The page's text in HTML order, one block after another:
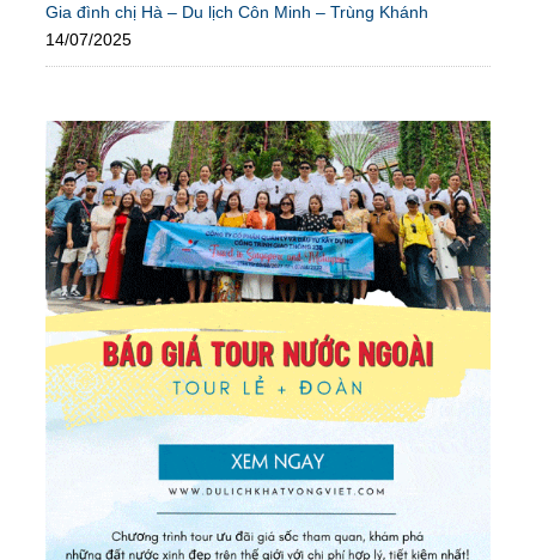
Gia đình chị Hà – Du lịch Côn Minh – Trùng Khánh
14/07/2025